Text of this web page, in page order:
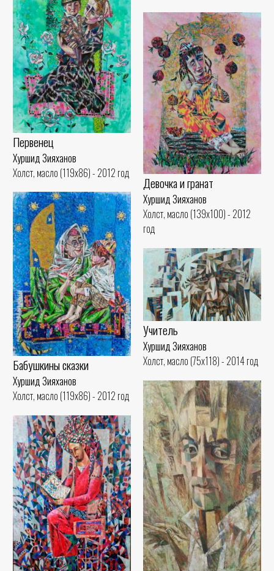
Первенец
Хуршид Зияханов
Холст, масло (119x86) - 2012 год
Девочка и гранат
Хуршид Зияханов
Холст, масло (139x100) - 2012
год
Бабушкины сказки
Хуршид Зияханов
Холст, масло (119x86) - 2012 год
Учитель
Хуршид Зияханов
Холст, масло (75x118) - 2014 год